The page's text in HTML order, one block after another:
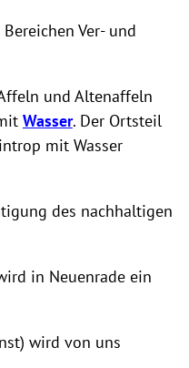
Ver- und
und Altenaffeln
Wasser. Der Ortsteil
mit Wasser
des nachhaltigen
in Neuenrade ein
wird von uns